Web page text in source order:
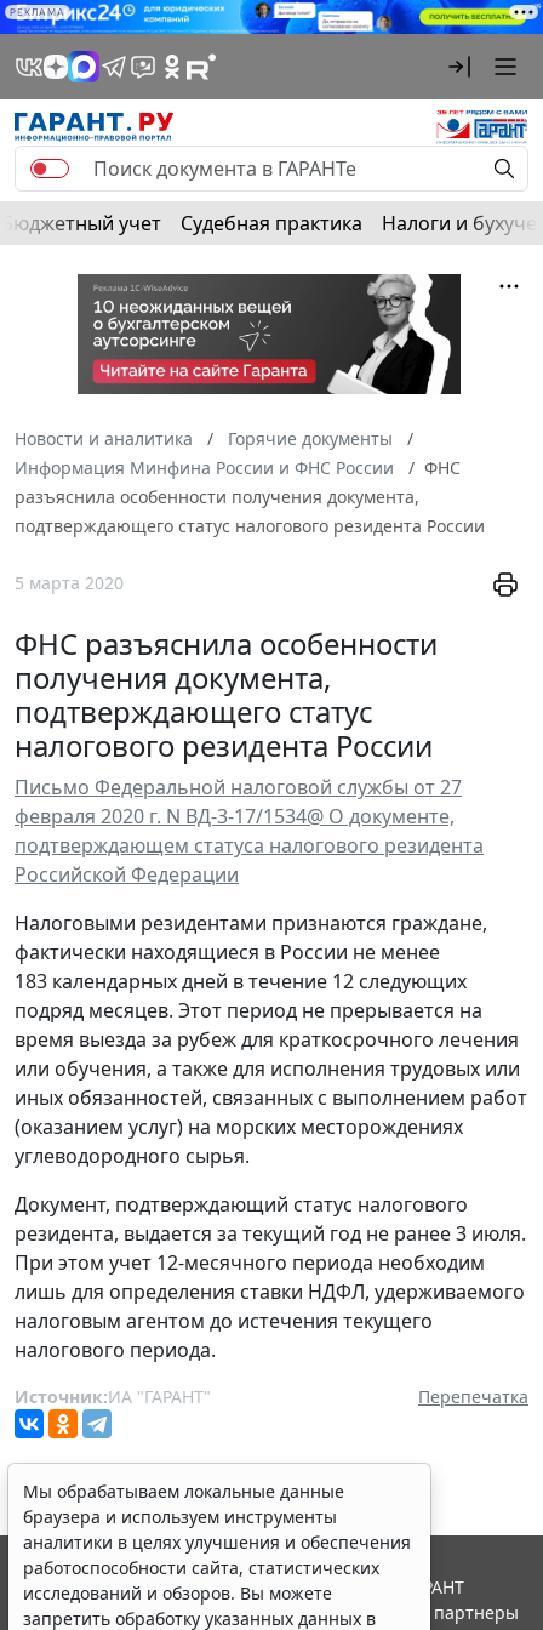
РЕКЛАМА
Бюджетный учет Судебная практика Налоги и
Новости и аналитика
Горячие документы
Информация Минфина России и ФНС России
ФНС
разъяснила особенности получения документа,
подтверждающего статус налогового резидента России
5 марта 2020
ФНС разъяснила особенности
получения документа,
подтверждающего статус
налогового резидента России
Письмо Федеральной налоговой службы от 27
февраля 2020 г. N ВД-3-17/1534@ О документе,
подтверждающем статуса налогового резидента
Российской Федерации
Налоговыми резидентами признаются граждане,
фактически находящиеся в России не менее
183 календарных дней в течение 12 следующих
подряд месяцев. Этот период не прерывается на
время выезда за рубеж для краткосрочного лечения
или обучения, а также для исполнения трудовых или
иных обязанностей, связанных с выполнением работ
(оказанием услуг) на морских месторождениях
углеводородного сырья.
Документ, подтверждающий статус налогового
резидента, выдается за текущий год не ранее 3 июля.
При этом учет 12-месячного периода необходим
лишь для определения ставки НДФЛ, удерживаемого
налоговым агентом до истечения текущего
налогового периода.
Источник:ИА "ГАРАНТ" Перепечатка
Мы обрабатываем локальные данные
браузера и используем инструменты
аналитики в целях улучшения и обеспечения
работоспособности сайта, статистических
исследований и обзоров. Вы можете
запретить обработку указанных данных в
© ООО "НПП "ГАРАНТ-СЕРВИС", 2026. Система ГАРАНТ
выпускается с 1990 года. Компания "Гарант" и ее партнеры